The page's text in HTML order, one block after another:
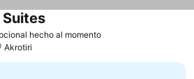
hecho al momento
Akrotiri